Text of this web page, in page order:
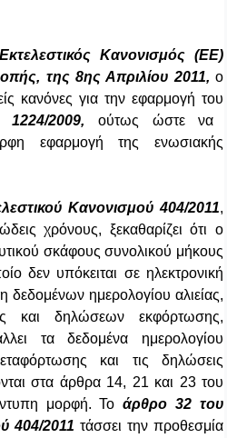
Εκτελεστικός Κανονισμός (ΕΕ)
της 8ης Απριλίου 2011,ο
κανόνες για την εφαρμογή του
1224/2009, ούτως ώστε να
εφαρμογή της ενωσιακής
Κανονισμού 404/2011,
χρόνους, ξεκαθαρίζει ότι ο
σκάφους συνολικού μήκους
δεν υπόκειται σε ηλεκτρονική
ημερολογίου αλιείας,
και δηλώσεων εκφόρτωσης,
τα δεδομένα ημερολογίου
και τις δηλώσεις
στα άρθρα 14, 21 και 23 του
μορφή. Τοάρθρο 32 του
404/2011 τάσσει την προθεσμία